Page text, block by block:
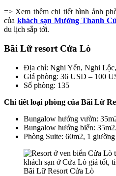
=> Xem thêm chi tiết hình ảnh
củakhách sạn Mường Thanh
du lịch sắp tới.
Bãi Lữ resort Cửa Lò
Địa chỉ: Nghi Yến, Nghi
Giá phòng: 36 USD – 100
Số phòng: 135
Chi tiết loại phòng của Bãi Lữ
Bungalow hướng vườn:
Bungalow hướng biển:
Phòng Suite: 60m2, 1
Bãi Lữ Resort Cửa Lò